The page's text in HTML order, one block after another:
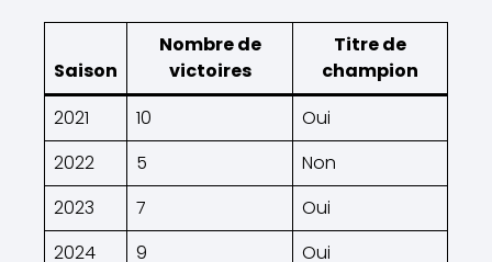
Saison
Nombre de
victoires
Titre de
champion
2021
10
Oui
2022
5
Non
2023
7
Oui
2024
9 Oui